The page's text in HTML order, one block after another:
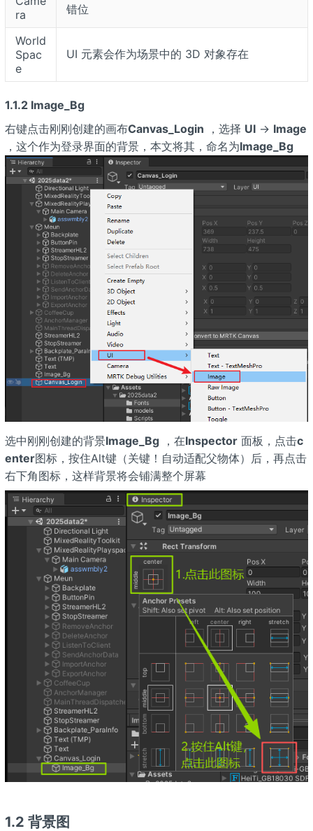
ra
错位
World
Spac
e
UI 元素会作为场景中的 3D 对象存在
1.1.2 Image_Bg
右键点击刚刚创建的画布Canvas_Login ，选择 UI→ Image
，这个作为登录界面的背景，本文将其，命名为Image_Bg
选中刚刚创建的背景Image_Bg，在Inspector面板，点击c
enter图标，按住Alt键（关键！自动适配父物体）后，再点击
右下角图标，这样背景将会铺满整个屏幕
1.2 背景图